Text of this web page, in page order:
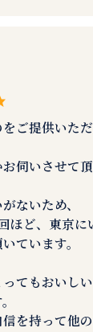
ご提供いた
伺いさせて頂
ないため、
ほど、東京に
ています。
てもおいし
を持って他